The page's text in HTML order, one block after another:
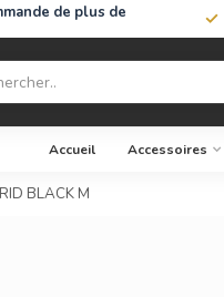
de plus de
Accueil Accessoires
BLACK M